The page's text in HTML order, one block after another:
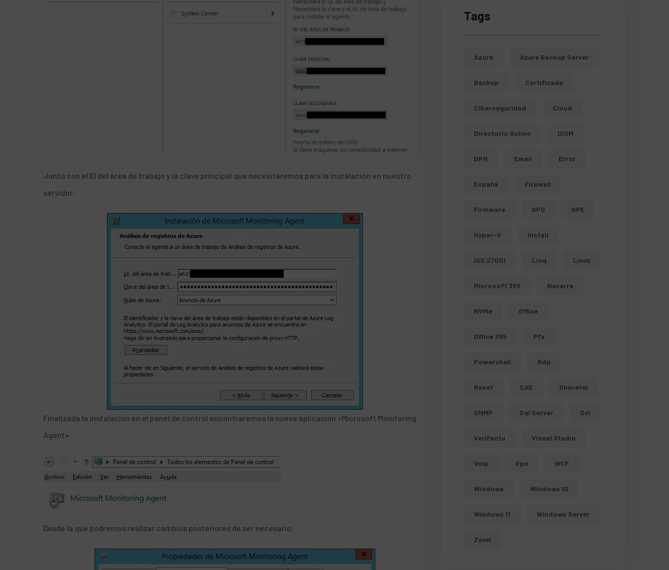
Junto con el ID del área de trabajo y la clave principal que necesitaremos para la instalación en nuestro
servidor:
Finalizada la instalación en el panel de control encontraremos la nueva aplicación «Microsoft Monitoring
Agent»
Desde la que podremos realizar cambios posteriores de ser necesario:
Tags
Azure Azure Backup Server
Backup Certificado
Ciberseguridad Cloud
Directorio Activo DISM
DPM Email Error
España Firewall
Firmware GPO HPE
Hyper-V Install
ISO 27001 Linq Linux
Microsoft 365 Navarra
NVMe Office
Office 365 Pfx
Powershell Rdp
Reset SAS Shoretel
SNMP Sql Server Ssl
VeriFactu Visual Studio
Voip Vpn WCF
Windows Windows 10
Windows 11 Windows Server
Zyxel